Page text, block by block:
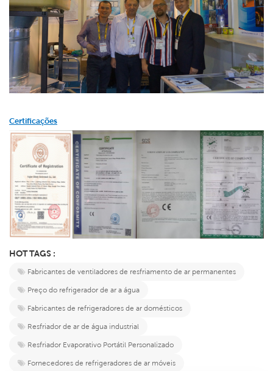
Certificações
HOT TAGS :
Fabricantes de ventiladores de resfriamento de ar permanentes
Preço do refrigerador de ar a água
Fabricantes de refrigeradores de ar domésticos
Resfriador de ar de água industrial
Resfriador Evaporativo Portátil Personalizado
Fornecedores de refrigeradores de ar móveis